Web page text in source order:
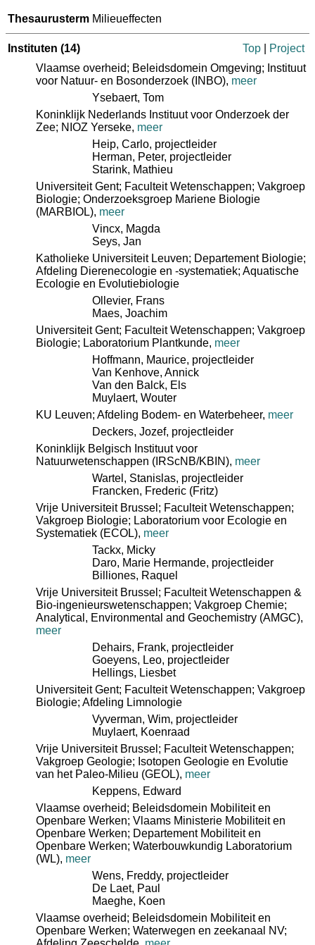
Thesaurusterm Milieueffecten
Instituten (14) Top
Project
Vlaamse overheid; Beleidsdomein Omgeving; Instituut
voor Natuur- en Bosonderzoek (INBO), meer
Ysebaert, Tom
Koninklijk Nederlands Instituut voor Onderzoek der
Zee; NIOZ Yerseke, meer
Heip, Carlo, projectleider
Herman, Peter, projectleider
Starink, Mathieu
Universiteit Gent; Faculteit Wetenschappen; Vakgroep
Biologie; Onderzoeksgroep Mariene Biologie
(MARBIOL), meer
Vincx, Magda
Seys, Jan
Katholieke Universiteit Leuven; Departement Biologie;
Afdeling Dierenecologie en -systematiek; Aquatische
Ecologie en Evolutiebiologie
Ollevier, Frans
Maes, Joachim
Universiteit Gent; Faculteit Wetenschappen; Vakgroep
Biologie; Laboratorium Plantkunde, meer
Hoffmann, Maurice, projectleider
Van Kenhove, Annick
Van den Balck, Els
Muylaert, Wouter
KU Leuven; Afdeling Bodem- en Waterbeheer, meer
Deckers, Jozef, projectleider
Koninklijk Belgisch Instituut voor
Natuurwetenschappen (IRScNB/KBIN), meer
Wartel, Stanislas, projectleider
Francken, Frederic (Fritz)
Vrije Universiteit Brussel; Faculteit Wetenschappen;
Vakgroep Biologie; Laboratorium voor Ecologie en
Systematiek (ECOL), meer
Tackx, Micky
Daro, Marie Hermande, projectleider
Billiones, Raquel
Vrije Universiteit Brussel; Faculteit Wetenschappen &
Bio-ingenieurswetenschappen; Vakgroep Chemie;
Analytical, Environmental and Geochemistry (AMGC),
meer
Dehairs, Frank, projectleider
Goeyens, Leo, projectleider
Hellings, Liesbet
Universiteit Gent; Faculteit Wetenschappen; Vakgroep
Biologie; Afdeling Limnologie
Vyverman, Wim, projectleider
Muylaert, Koenraad
Vrije Universiteit Brussel; Faculteit Wetenschappen;
Vakgroep Geologie; Isotopen Geologie en Evolutie
van het Paleo-Milieu (GEOL), meer
Keppens, Edward
Vlaamse overheid; Beleidsdomein Mobiliteit en
Openbare Werken; Vlaams Ministerie Mobiliteit en
Openbare Werken; Departement Mobiliteit en
Openbare Werken; Waterbouwkundig Laboratorium
(WL), meer
Wens, Freddy, projectleider
De Laet, Paul
Maeghe, Koen
Vlaamse overheid; Beleidsdomein Mobiliteit en
Openbare Werken; Waterwegen en zeekanaal NV;